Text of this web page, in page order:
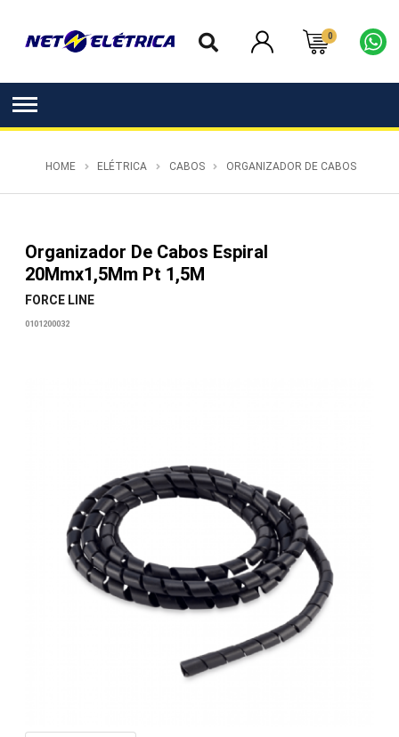
0
HOME ELÉTRICA CABOS ORGANIZADOR DE CABOS
Organizador De Cabos Espiral
20Mmx1,5Mm Pt 1,5M
FORCE LINE
0101200032